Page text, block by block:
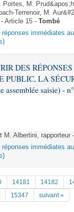
M.
Terrenoir, M.
Article 15 - Tombé
immédiates
DES
PUBLIC, LA
saisie) -
M. Albertini,
immédiates
14181 14182
15347 suivant »